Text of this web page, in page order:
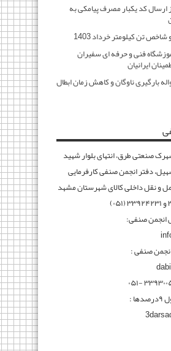
ارسال کد یکبار مصرف پیامکی به
تن کیلومتر خرداد 1403
آموزشگاه فنی و حرفه ای سفیران
ایرانیان
بارگیری ناوگان و کاهش زمان ابطال
صنعتی طرق، انتهای بلوار شهید
دفتر انجمن صنفی کارفرمایی
نقل داخلی کالای شهرستان مشهد
انجمن صنفی:
انجمن صنفی :
مکاتبه اینترنتی با مسئول ۹درصدها :